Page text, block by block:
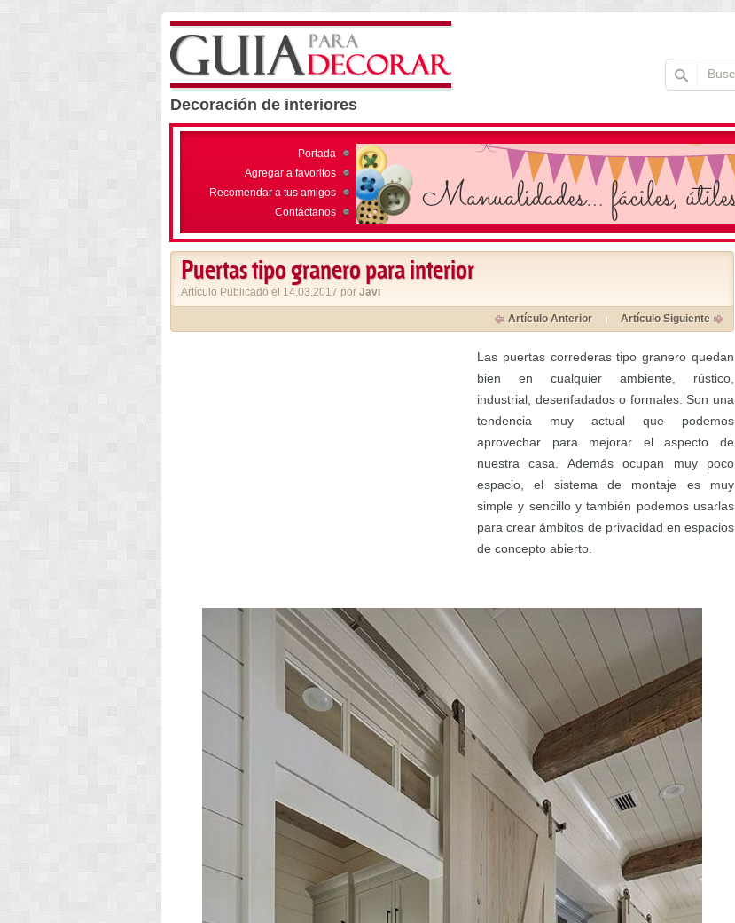
Decoración de interiores
Portada
Agregar a favoritos
Recomendar a tus amigos
Contáctanos
Puertas tipo granero para interior
Artículo Publicado el 14.03.2017 por Javi
Artículo Anterior Artículo Siguiente
Las puertas correderas tipo granero quedan
bien en cualquier ambiente, rústico,
industrial, desenfadados o formales. Son una
tendencia muy actual que podemos
aprovechar para mejorar el aspecto de
nuestra casa. Además ocupan muy poco
espacio, el sistema de montaje es muy
simple y sencillo y también podemos usarlas
para crear ámbitos de privacidad en espacios
de concepto abierto.